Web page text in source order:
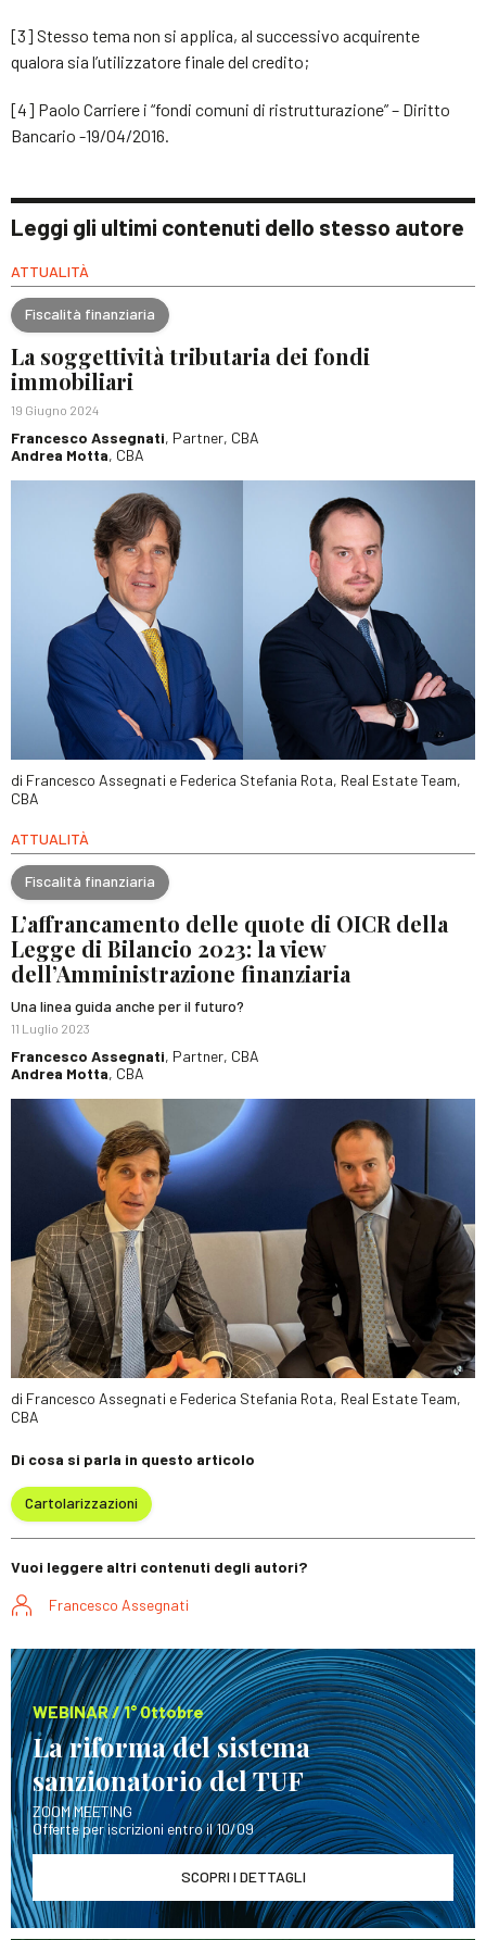
[3] Stesso tema non si applica, al successivo acquirente
qualora sia l’utilizzatore finale del credito;
[4] Paolo Carriere i “fondi comuni di ristrutturazione” – Diritto
Bancario -19/04/2016.
Leggi gli ultimi contenuti dello stesso autore
ATTUALITÀ
Fiscalità finanziaria
La soggettività tributaria dei fondi
immobiliari
19 Giugno 2024
Francesco Assegnati, Partner, CBA
Andrea Motta, CBA
di Francesco Assegnati e Federica Stefania Rota, Real Estate Team,
CBA
ATTUALITÀ
Fiscalità finanziaria
L’affrancamento delle quote di OICR della
Legge di Bilancio 2023: la view
dell’Amministrazione finanziaria
Una linea guida anche per il futuro?
11 Luglio 2023
Francesco Assegnati, Partner, CBA
Andrea Motta, CBA
di Francesco Assegnati e Federica Stefania Rota, Real Estate Team,
CBA
Di cosa si parla in questo articolo
Cartolarizzazioni
Vuoi leggere altri contenuti degli autori?
Francesco Assegnati
WEBINAR / 1° Ottobre
La riforma del sistema
sanzionatorio del TUF
ZOOM MEETING
Offerte per iscrizioni entro il 10/09
SCOPRI I DETTAGLI